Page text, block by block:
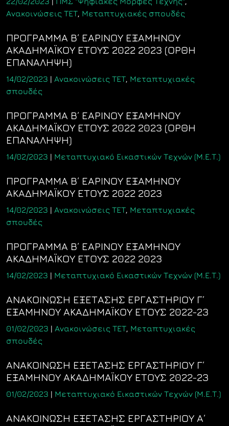
Ανακοινώσεις ΤΕΤ, Μεταπτυχιακές σπουδές
ΠΡΟΓΡΑΜΜΑ Β΄ ΕΑΡΙΝΟΥ ΕΞΑΜΗΝΟΥ
ΑΚΑΔΗΜΑΪΚΟΥ ΕΤΟΥΣ 2022 2023 (ΟΡΘΗ
ΕΠΑΝΑΛΗΨΗ)
14/02/2023 | Ανακοινώσεις ΤΕΤ, Μεταπτυχιακές
σπουδές
ΠΡΟΓΡΑΜΜΑ Β΄ ΕΑΡΙΝΟΥ ΕΞΑΜΗΝΟΥ
ΑΚΑΔΗΜΑΪΚΟΥ ΕΤΟΥΣ 2022 2023 (ΟΡΘΗ
ΕΠΑΝΑΛΗΨΗ)
14/02/2023 | Μεταπτυχιακό Εικαστικών Τεχνών (Μ.Ε.Τ.)
ΠΡΟΓΡΑΜΜΑ Β΄ ΕΑΡΙΝΟΥ ΕΞΑΜΗΝΟΥ
ΑΚΑΔΗΜΑΪΚΟΥ ΕΤΟΥΣ 2022 2023
14/02/2023 | Ανακοινώσεις ΤΕΤ, Μεταπτυχιακές
σπουδές
ΠΡΟΓΡΑΜΜΑ Β΄ ΕΑΡΙΝΟΥ ΕΞΑΜΗΝΟΥ
ΑΚΑΔΗΜΑΪΚΟΥ ΕΤΟΥΣ 2022 2023
14/02/2023 | Μεταπτυχιακό Εικαστικών Τεχνών (Μ.Ε.Τ.)
ΑΝΑΚΟΙΝΩΣΗ ΕΞΕΤΑΣΗΣ ΕΡΓΑΣΤΗΡΙΟΥ Γ΄
ΕΞΑΜΗΝΟΥ ΑΚΑΔΗΜΑΪΚΟΥ ΕΤΟΥΣ 2022-23
01/02/2023 | Ανακοινώσεις ΤΕΤ, Μεταπτυχιακές
σπουδές
ΑΝΑΚΟΙΝΩΣΗ ΕΞΕΤΑΣΗΣ ΕΡΓΑΣΤΗΡΙΟΥ Γ΄
ΕΞΑΜΗΝΟΥ ΑΚΑΔΗΜΑΪΚΟΥ ΕΤΟΥΣ 2022-23
01/02/2023 | Μεταπτυχιακό Εικαστικών Τεχνών (Μ.Ε.Τ.)
ΑΝΑΚΟΙΝΩΣΗ ΕΞΕΤΑΣΗΣ ΕΡΓΑΣΤΗΡΙΟΥ Α΄